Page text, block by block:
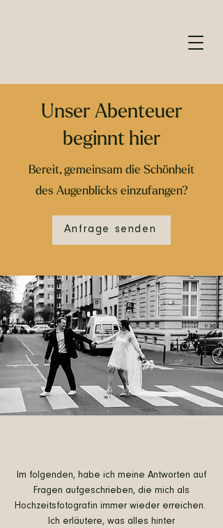
Unser Abenteuer
beginnt hier
Bereit, gemeinsam die Schönheit
des Augenblicks einzufangen?
Anfrage senden
Im folgenden, habe ich meine Antworten auf
Fragen aufgeschrieben, die mich als
Hochzeitsfotografin immer wieder erreichen.
Ich erläutere, was alles hinter